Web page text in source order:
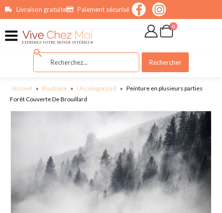
principalLivraison gratuite Paiement sécurisé
0
Rechercher
Accueil » Boutique » Uncategorized » Peinture en plusieurs parties
Forêt Couverte De Brouillard